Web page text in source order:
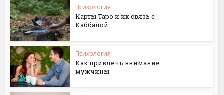
Психология
Карты Таро и их связь с
Каббалой
Психология
Как привлечь внимание
мужчины